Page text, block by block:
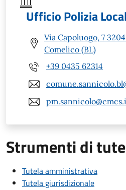
Ufficio Polizia
Via Capoluogo, 7
Comelico (BL)
+39 0435 62314
Strumenti di
Tutela amministrativa
Tutela giurisdizionale